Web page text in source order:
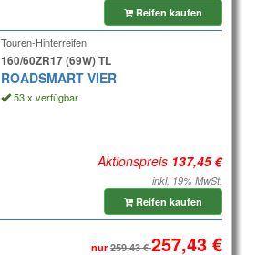
Reifen kaufen
Touren-Hinterreifen
160/60ZR17 (69W) TL
ROADSMART VIER
53 x verfügbar
Aktionspreis
inkl. 19% MwSt.
Reifen kaufen
nur